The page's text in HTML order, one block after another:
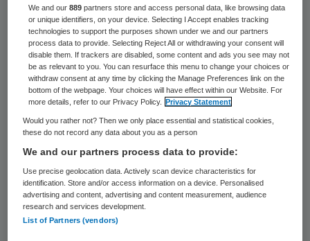
opgepakt.. Bovendien moet er een
vergunningensysteem komen voordat
implantaten in de handel worden gebracht.
Daarnaast moet er een soort
implantatenpaspoort komen met daarin de
eigenschappen en de mogelijke schadelijke
effecten van de producten.
Rsolutie
Deze wensen legde het Europees
We and our889 partners store and access personal data, like browsing data
or unique identifiers, on your device. Selecting I Accept enables tracking
technologies to support the purposes shown under we and our partners
process data to provide. Selecting Reject All or withdrawing your consent will
disable them. If trackers are disabled, some content and ads you see may not
be as relevant to you. You can resurface this menu to change your choices or
withdraw consent at any time by clicking the Manage Preferences link on the
bottom of the webpage. Your choices will have effect within our Website. For
more details, refer to our Privacy Policy.
Privacy Statement
Would you rather not? Then we only place essential and statistical cookies,
these do not record any data about you as a person
We and our partners process data to provide:
Use precise geolocation data. Actively scan device characteristics for
identification. Store and/or access information on a device. Personalised
advertising and content, advertising and content measurement, audience
research and services development.
List of Partners (vendors)